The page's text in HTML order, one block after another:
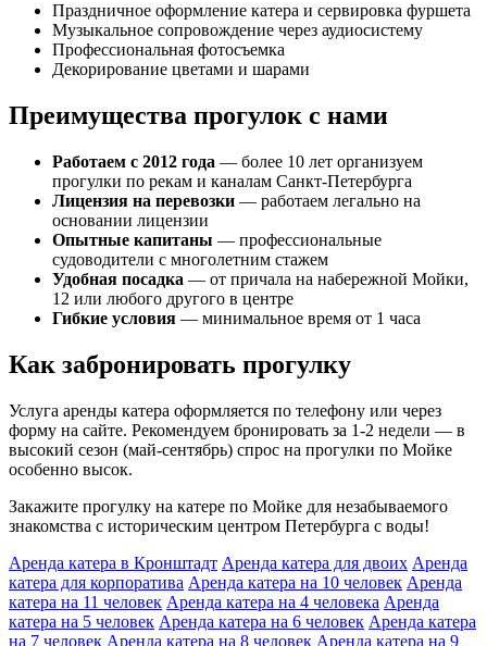
Праздничное оформление катера и сервировка фуршета
Музыкальное сопровождение через аудиосистему
Профессиональная фотосъемка
Декорирование цветами и шарами
Преимущества прогулок с нами
Работаем с 2012 года — более 10 лет организуем
прогулки по рекам и каналам Санкт-Петербурга
Лицензия на перевозки — работаем легально на
основании лицензии
Опытные капитаны — профессиональные
судоводители с многолетним стажем
Удобная посадка — от причала на набережной Мойки,
12 или любого другого в центре
Гибкие условия — минимальное время от 1 часа
Как забронировать прогулку
Услуга аренды катера оформляется по телефону или через
форму на сайте. Рекомендуем бронировать за 1-2 недели — в
высокий сезон (май-сентябрь) спрос на прогулки по Мойке
особенно высок.
Закажите прогулку на катере по Мойке для незабываемого
знакомства с историческим центром Петербурга с воды!
Аренда катера в Кронштадт Аренда катера для двоих Аренда
катера для корпоратива Аренда катера на 10 человек Аренда
катера на 11 человек Аренда катера на 4 человека Аренда
катера на 5 человек Аренда катера на 6 человек Аренда катера
на 7 человек Аренда катера на 8 человек Аренда катера на 9